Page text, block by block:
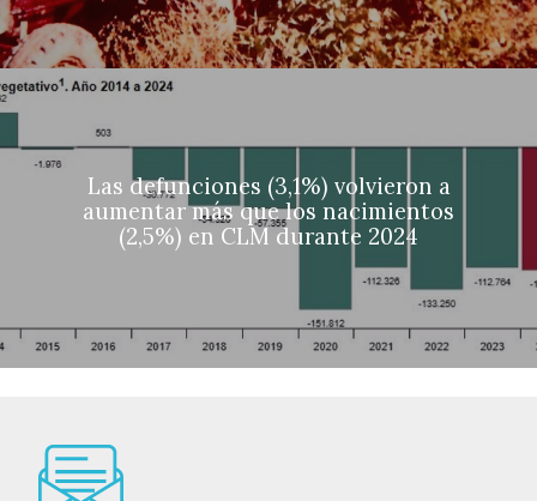
Las defunciones (3,1%) volvieron a
aumentar más que los nacimientos
(2,5%) en CLM durante 2024